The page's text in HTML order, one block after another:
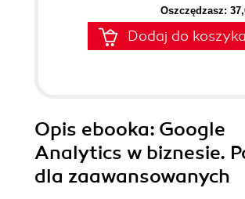
Oszczędzasz:
Dodaj do koszyka
Opis ebooka: Google
Analytics w biznesie.
dla zaawansowanych